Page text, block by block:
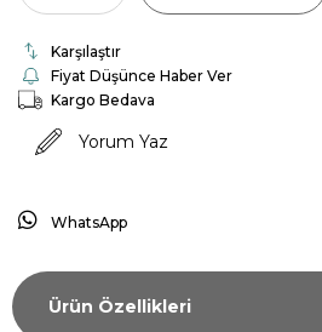
Karşılaştır
Fiyat Düşünce Haber Ver
Kargo Bedava
Yorum Yaz
WhatsApp
Ürün Özellikleri